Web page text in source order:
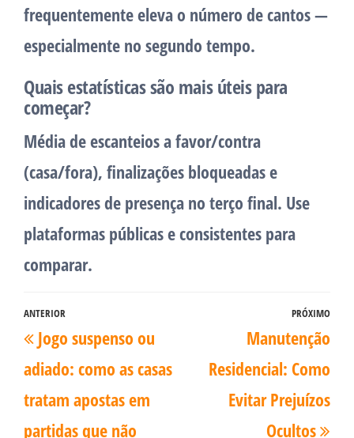
frequentemente eleva o número de cantos —
especialmente no segundo tempo.
Quais estatísticas são mais úteis para
começar?
Média de escanteios a favor/contra
(casa/fora), finalizações bloqueadas e
indicadores de presença no terço final. Use
plataformas públicas e consistentes para
comparar.
Navegação
de
Post
Post
anterior
ANTERIOR
Jogo suspenso ou
adiado: como as casas
tratam apostas em
partidas que não
PRÓXIMO
Manutenção
Residencial: Como
Evitar Prejuízos
Ocultos